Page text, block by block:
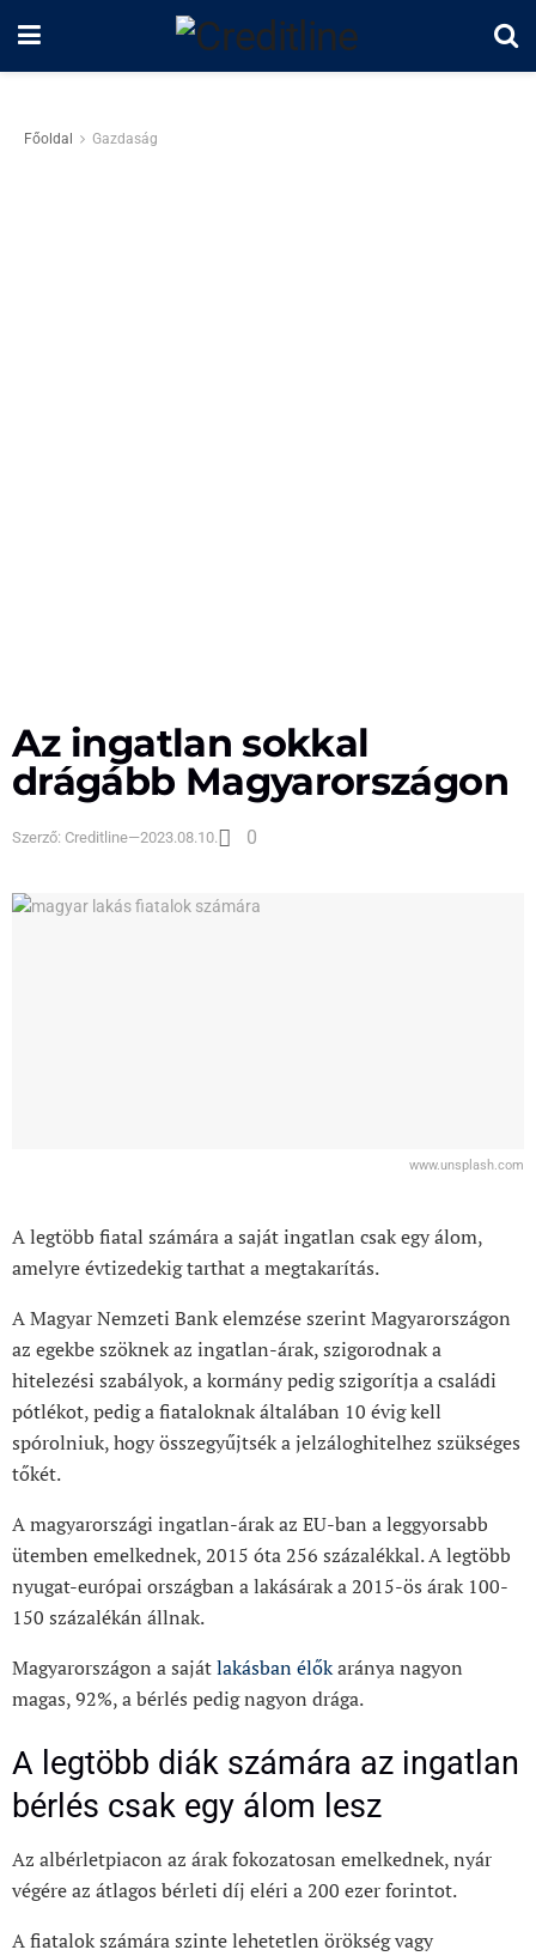
Főoldal Gazdaság
Az ingatlan sokkal
drágább Magyarországon
Szerző: Creditline—2023.08.10. 0
www.unsplash.com
A legtöbb fiatal számára a saját ingatlan csak egy álom,
amelyre évtizedekig tarthat a megtakarítás.
A Magyar Nemzeti Bank elemzése szerint Magyarországon
az egekbe szöknek az ingatlan-árak, szigorodnak a
hitelezési szabályok, a kormány pedig szigorítja a családi
pótlékot, pedig a fiataloknak általában 10 évig kell
spórolniuk, hogy összegyűjtsék a jelzáloghitelhez szükséges
tőkét.
A magyarországi ingatlan-árak az EU-ban a leggyorsabb
ütemben emelkednek, 2015 óta 256 százalékkal. A legtöbb
nyugat-európai országban a lakásárak a 2015-ös árak 100-
150 százalékán állnak.
Magyarországon a sajátlakásban élőkaránya nagyon
magas, 92%, a bérlés pedig nagyon drága.
A legtöbb diák számára az ingatlan
bérlés csak egy álom lesz
Az albérletpiacon az árak fokozatosan emelkednek, nyár
végére az átlagos bérleti díj eléri a 200 ezer forintot.
A fiatalok számára szinte lehetetlen örökség vagy